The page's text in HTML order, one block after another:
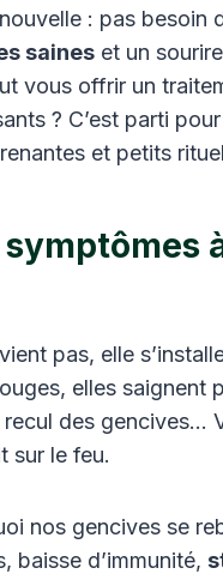
: pas besoin
saines et un
vous offrir un
? C’est parti
et petits
pas, elle
elles saignent
des gencives…
sur le feu.
nos gencives se
baisse d’immunité,